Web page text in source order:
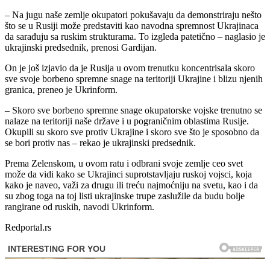
– Na jugu naše zemlje okupatori pokušavaju da demonstriraju nešto
što se u Rusiji može predstaviti kao navodna spremnost Ukrajinaca
da sarađuju sa ruskim strukturama. To izgleda patetično – naglasio je
ukrajinski predsednik, prenosi Gardijan.
On je još izjavio da je Rusija u ovom trenutku koncentrisala skoro
sve svoje borbeno spremne snage na teritoriji Ukrajine i blizu njenih
granica, preneo je Ukrinform.
– Skoro sve borbeno spremne snage okupatorske vojske trenutno se
nalaze na teritoriji naše države i u pograničnim oblastima Rusije.
Okupili su skoro sve protiv Ukrajine i skoro sve što je sposobno da
se bori protiv nas – rekao je ukrajinski predsednik.
Prema Zelenskom, u ovom ratu i odbrani svoje zemlje ceo svet
može da vidi kako se Ukrajinci suprotstavljaju ruskoj vojsci, koja
kako je naveo, važi za drugu ili treću najmoćniju na svetu, kao i da
su zbog toga na toj listi ukrajinske trupe zaslužile da budu bolje
rangirane od ruskih, navodi Ukrinform.
Redportal.rs